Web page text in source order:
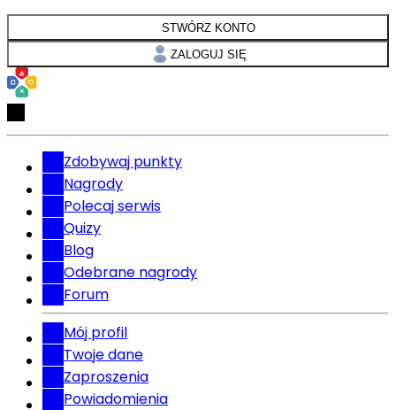
STWÓRZ KONTO
ZALOGUJ SIĘ
Zdobywaj punkty
Nagrody
Polecaj serwis
Quizy
Blog
Odebrane nagrody
Forum
Mój profil
Twoje dane
Zaproszenia
Powiadomienia